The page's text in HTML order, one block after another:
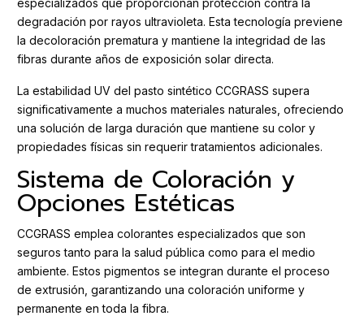
degradación por rayos ultravioleta. Esta tecnología previene
la decoloración prematura y mantiene la integridad de las
fibras durante años de exposición solar directa.
La estabilidad UV del pasto sintético CCGRASS supera
significativamente a muchos materiales naturales, ofreciendo
una solución de larga duración que mantiene su color y
propiedades físicas sin requerir tratamientos adicionales.
Sistema de Coloración y
Opciones Estéticas
CCGRASS emplea colorantes especializados que son
seguros tanto para la salud pública como para el medio
ambiente. Estos pigmentos se integran durante el proceso
de extrusión, garantizando una coloración uniforme y
permanente en toda la fibra.